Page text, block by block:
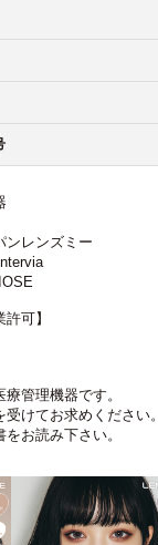
ンレンズミー
可】
管理機器です。
けてお求めください。
お読み下さい。